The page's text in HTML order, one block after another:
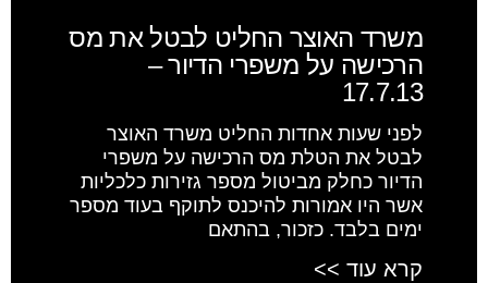
משרד האוצר החליט לבטל את מס
הרכישה על משפרי הדיור –
17.7.13
לפני שעות אחדות החליט משרד האוצר
לבטל את הטלת מס הרכישה על משפרי
הדיור כחלק מביטול מספר גזירות כלכליות
אשר היו אמורות להיכנס לתוקף בעוד מספר
ימים בלבד. כזכור, בהתאם
קרא עוד >>